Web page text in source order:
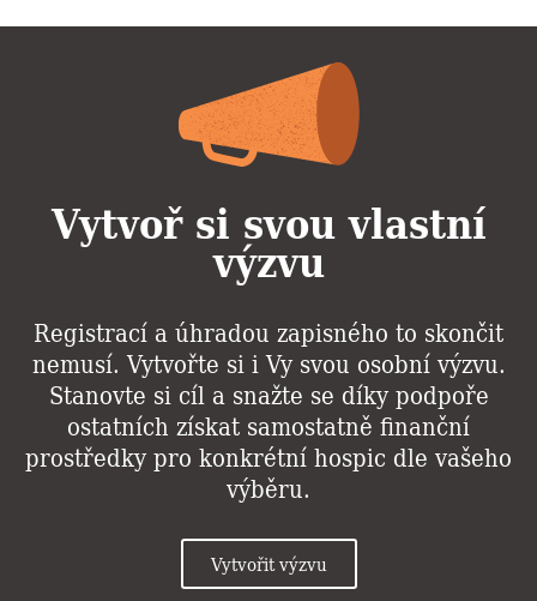
Vytvoř si svou vlastní
výzvu
Registrací a úhradou zapisného to skončit
nemusí. Vytvořte si i Vy svou osobní výzvu.
Stanovte si cíl a snažte se díky podpoře
ostatních získat samostatně finanční
prostředky pro konkrétní hospic dle vašeho
výběru.
Vytvořit výzvu